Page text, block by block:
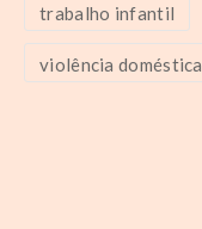
trabalho infantil
violência doméstica